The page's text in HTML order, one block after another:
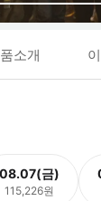
소개
08.07(금)
115,226원